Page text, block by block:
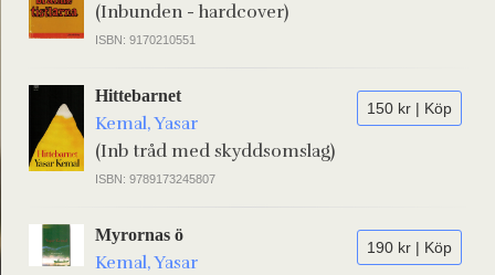
(Inbunden - hardcover)
ISBN: 9170210551
150 kr | Köp
Hittebarnet
Kemal, Yasar
(Inb tråd med skyddsomslag)
ISBN: 9789173245807
190 kr | Köp
Myrornas ö
Kemal, Yasar